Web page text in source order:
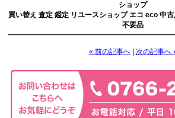
ショップ
買い替え 査定 鑑定 リユースショップ エコ eco 中
不要品
« 前の記事へ| 次の記事へ